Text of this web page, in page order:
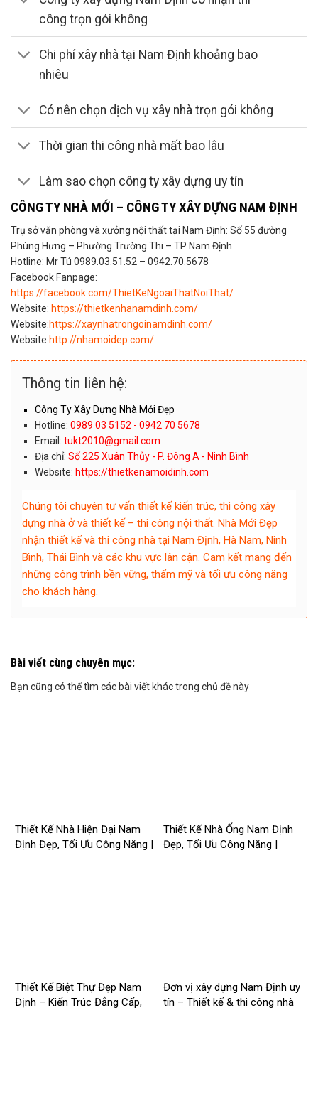
công trọn gói không
Chi phí xây nhà tại Nam Định khoảng bao
nhiêu
Có nên chọn dịch vụ xây nhà trọn gói không
Thời gian thi công nhà mất bao lâu
Làm sao chọn công ty xây dựng uy tín
CÔNG TY NHÀ MỚI – CÔNG TY XÂY DỰNG NAM ĐỊNH
Trụ sở văn phòng và xưởng nội thất tại Nam Định: Số 55 đường
Phùng Hưng – Phường Trường Thi – TP Nam Định
Hotline: Mr Tú 0989.03.51.52 – 0942.70.5678
Facebook Fanpage:
https://facebook.com/ThietKeNgoaiThatNoiThat/
Website: https://thietkenhanamdinh.com/
Website:https://xaynhatrongoinamdinh.com/
Website:http://nhamoidep.com/
Thông tin liên hệ:
Công Ty Xây Dựng Nhà Mới Đẹp
Hotline: 0989 03 5152 - 0942 70 5678
Email: tukt2010@gmail.com
Địa chỉ: Số 225 Xuân Thủy - P. Đông A - Ninh Bình
Website: https://thietkenamoidinh.com
Chúng tôi chuyên tư vấn thiết kế kiến trúc, thi công xây
dựng nhà ở và thiết kế – thi công nội thất. Nhà Mới Đẹp
nhận thiết kế và thi công nhà tại Nam Định, Hà Nam, Ninh
Bình, Thái Bình và các khu vực lân cận. Cam kết mang đến
những công trình bền vững, thẩm mỹ và tối ưu công năng
cho khách hàng.
Bài viết cùng chuyên mục:
Bạn cũng có thể tìm các bài viết khác trong chủ đề này
Thiết Kế Nhà Hiện Đại Nam
Định Đẹp, Tối Ưu Công Năng |
Thiết Kế Nhà Ống Nam Định
Đẹp, Tối Ưu Công Năng |
Thiết Kế Biệt Thự Đẹp Nam
Định – Kiến Trúc Đẳng Cấp,
Đơn vị xây dựng Nam Định uy
tín – Thiết kế & thi công nhà